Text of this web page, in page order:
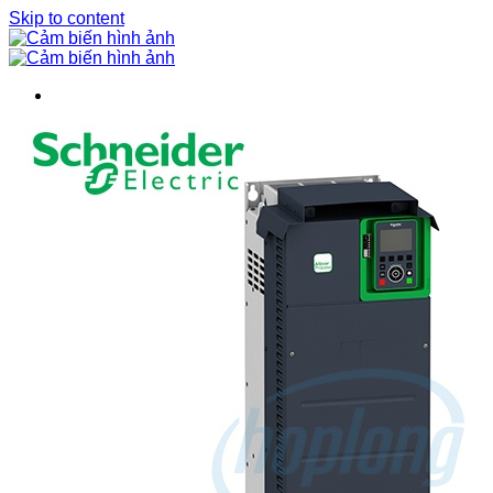
Skip to content
BIẾN TẦN
BỘ NGUỒN DC
CẢM BIẾN
Bộ điều khiển cảm biến
Bộ mã hóa vòng quay / Encoder
Cảm biến sợi quang
CHUYỂN MẠCH / NÚT NHẤN
Cần gạt 2-4 hướng
Chuyển mạch có khóa
Chuyển mạch khác
Công tắc dừng khẩn